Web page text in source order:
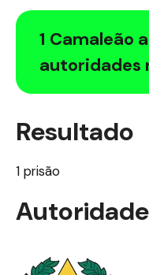
1 Camaleão
autoridades
Resultado
1 prisão